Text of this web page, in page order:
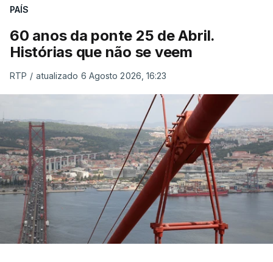
PAÍS
60 anos da ponte 25 de Abril.
Histórias que não se veem
RTP / atualizado 6 Agosto 2026, 16:23